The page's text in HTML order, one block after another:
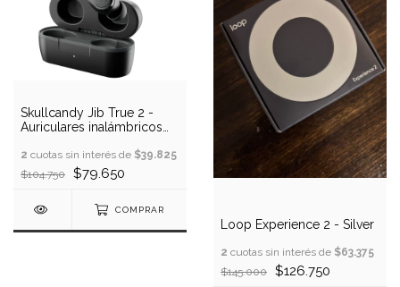
Skullcandy Jib True 2 -
Auriculares inalámbricos
2 cuotas sin interés de $39.825
$104.750
$79.650
COMPRAR
Loop Experience 2 - Silver
2 cuotas sin interés de $63.375
$145.000
$126.750